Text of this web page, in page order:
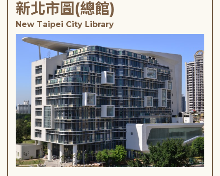
新北市圖(總館)
New Taipei City Library